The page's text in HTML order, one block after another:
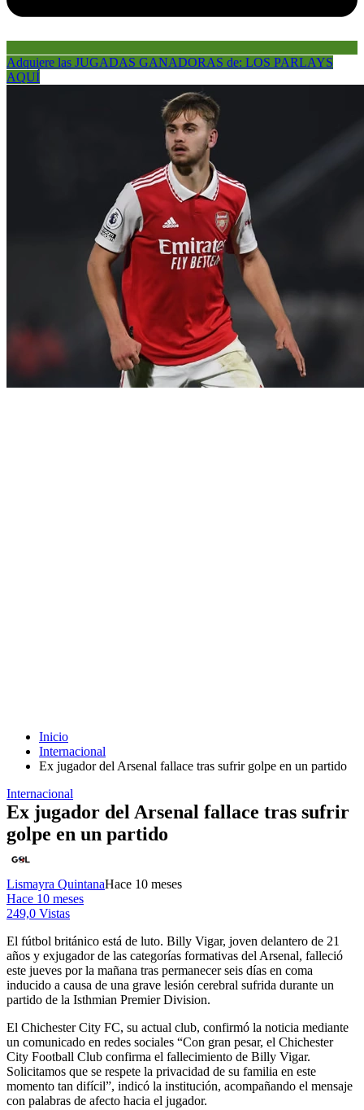
Adquiere las JUGADAS GANADORAS de: LOS PARLAYS
AQUÍ
Inicio
Internacional
Ex jugador del Arsenal fallace tras sufrir golpe en un partido
Internacional
Ex jugador del Arsenal fallace tras sufrir
golpe en un partido
Lismayra QuintanaHace 10 meses
Hace 10 meses
249,0 Vistas
El fútbol británico está de luto. Billy Vigar, joven delantero de 21
años y exjugador de las categorías formativas del Arsenal, falleció
este jueves por la mañana tras permanecer seis días en coma
inducido a causa de una grave lesión cerebral sufrida durante un
partido de la Isthmian Premier Division.
El Chichester City FC, su actual club, confirmó la noticia mediante
un comunicado en redes sociales “Con gran pesar, el Chichester
City Football Club confirma el fallecimiento de Billy Vigar.
Solicitamos que se respete la privacidad de su familia en este
momento tan difícil”, indicó la institución, acompañando el mensaje
con palabras de afecto hacia el jugador.